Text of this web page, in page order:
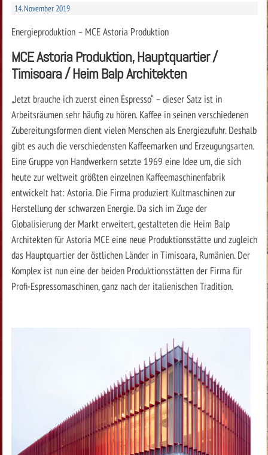
14. November 2019
Energieproduktion – MCE Astoria Produktion
MCE Astoria Produktion, Hauptquartier /
Timisoara / Heim Balp Architekten
„Jetzt brauche ich zuerst einen Espresso“ – dieser Satz ist in
Arbeitsräumen sehr häufig zu hören. Kaffee in seinen verschiedenen
Zubereitungsformen dient vielen Menschen als Energiezufuhr. Deshalb
gibt es auch die verschiedensten Kaffeemarken und Erzeugungsarten.
Eine Gruppe von Handwerkern setzte 1969 eine Idee um, die sich
heute zur weltweit größten einzelnen Kaffeemaschinenfabrik
entwickelt hat: Astoria. Die Firma produziert Kultmaschinen zur
Herstellung der schwarzen Energie. Da sich im Zuge der
Globalisierung der Markt erweitert, gestalteten die Heim Balp
Architekten für Astoria MCE eine neue Produktionsstätte und zugleich
das Hauptquartier der östlichen Länder in Timisoara, Rumänien. Der
Komplex ist nun eine der beiden Produktionsstätten der Firma für
Profi-Espressomaschinen, ganz nach der italienischen Tradition.